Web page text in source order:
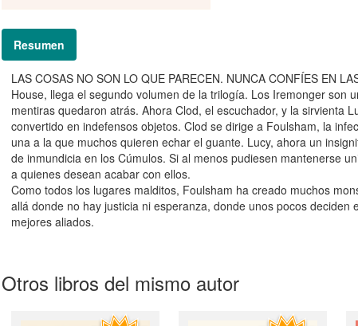
Resumen
LAS COSAS NO SON LO QUE PARECEN. NUNCA CONFÍES EN
House, llega el segundo volumen de la trilogía. Los Iremonger son
mentiras quedaron atrás. Ahora Clod, el escuchador, y la sirvienta
convertido en indefensos objetos. Clod se dirige a Foulsham, la
una a la que muchos quieren echar el guante. Lucy, ahora un
de inmundicia en los Cúmulos. Si al menos pudiesen mantenerse
a quienes desean acabar con ellos.
Como todos los lugares malditos, Foulsham ha creado muchos
allá donde no hay justicia ni esperanza, donde unos pocos
mejores aliados.
Otros libros del mismo autor